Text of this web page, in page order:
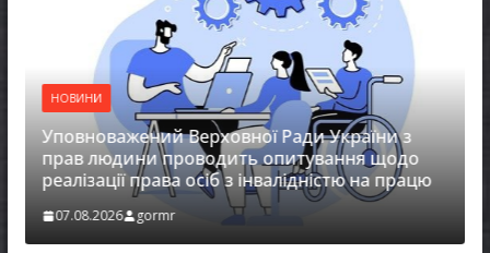
Ради України з
опитування щодо
осіб з інвалідністю на працю
НОВИНИ
Захищай небо